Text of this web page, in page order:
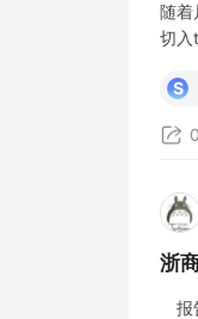
随着
切入
进
S
0
浙
报